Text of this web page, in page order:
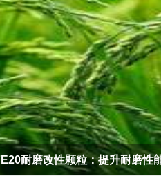
武汉配眼镜 上海配眼镜